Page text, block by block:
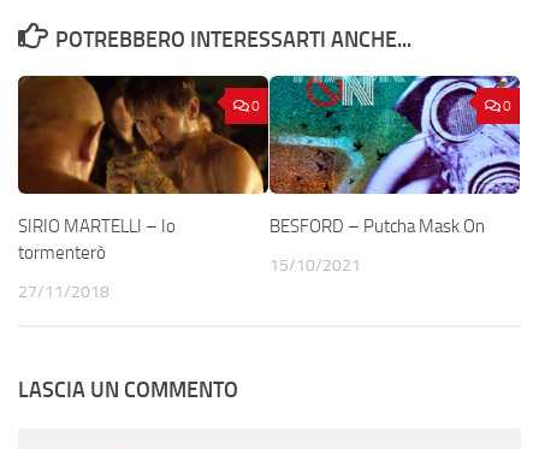
POTREBBERO INTERESSARTI ANCHE...
0
SIRIO MARTELLI – Io
tormenterò
27/11/2018
0
BESFORD – Putcha Mask On
15/10/2021
LASCIA UN COMMENTO